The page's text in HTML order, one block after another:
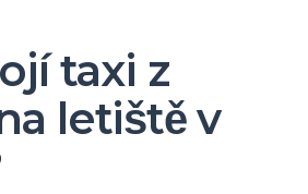
taxi z
letiště v